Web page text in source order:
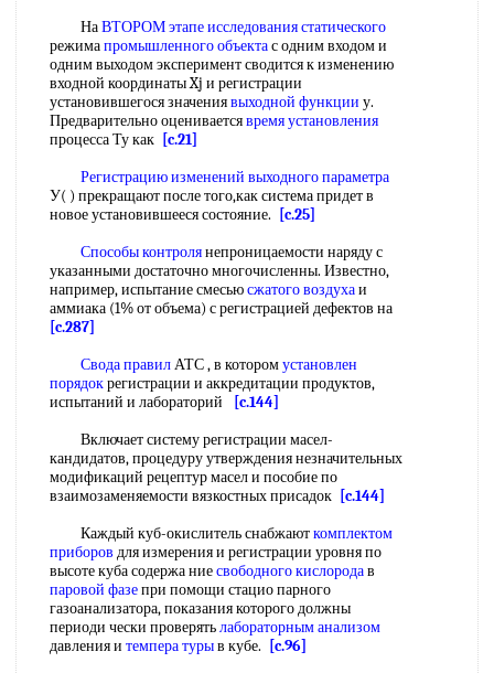
НаВТОРОМ этапеисследования статического
режимапромышленного объектас одним входом и
одним выходом эксперимент сводится к изменению
входной координаты Xj и регистрации
установившегося значениявыходной функции у.
Предварительно оцениваетсявремя установления
процесса Ту как [c.21]
Регистрацию изменений выходного параметра
У( ) прекращают после того,как система придет в
новое установившееся состояние.
[c.25]
Способы контролянепроницаемости наряду с
указанными достаточно многочисленны. Известно,
например, испытание смесьюсжатого воздухаи
аммиака (1% от объема) с регистрацией дефектов на
[c.287]
Свода правилАТС , в которомустановлен
порядокрегистрации и аккредитации продуктов,
испытаний и лабораторий
[c.144]
Включает систему регистрации масел-
кандидатов, процедуру утверждения незначительных
модификаций рецептур масел и пособие по
взаимозаменяемости вязкостных присадок [c.144]
Каждый куб-окислитель снабжаюткомплектом
приборов для измерения и регистрации уровня по
высоте куба содержа ниесвободного кислородав
паровой фазепри помощи стацио парного
газоанализатора, показания которого должны
периоди чески проверятьлабораторным анализом
давления и темпера турыв кубе.
[c.96]